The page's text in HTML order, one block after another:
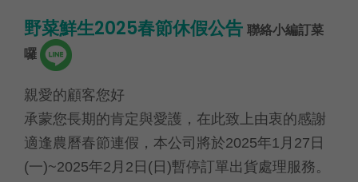
野菜鮮生2025春節休假公告 聯絡小編訂菜
囉
親愛的顧客您好
承蒙您長期的肯定與愛護，在此致上由衷的感謝
適逢農曆春節連假，本公司將於2025年1月27日
(一)~2025年2月2日(日)暫停訂單出貨處理服務。